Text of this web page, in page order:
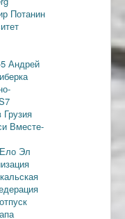
Потанин
Андрей
Грузия
Вместе-
Ело Эл